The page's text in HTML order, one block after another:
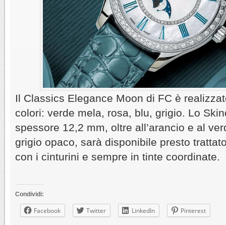
Il Classics Elegance Moon di FC è
colori: verde mela, rosa, blu, grigio. Lo
spessore 12,2 mm, oltre all’arancio e al
grigio opaco, sarà disponibile presto
con i cinturini e sempre in tinte coordinate.
Condividi:
Facebook Twitter LinkedIn Pinterest